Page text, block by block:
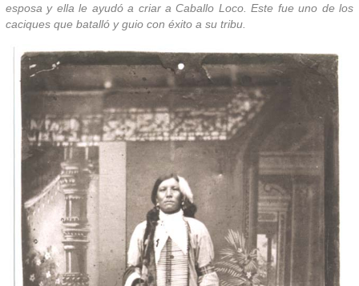
esposa y ella le ayudó a criar a Caballo Loco. Este fue uno de los
caciques que batalló y guio con éxito a su tribu.